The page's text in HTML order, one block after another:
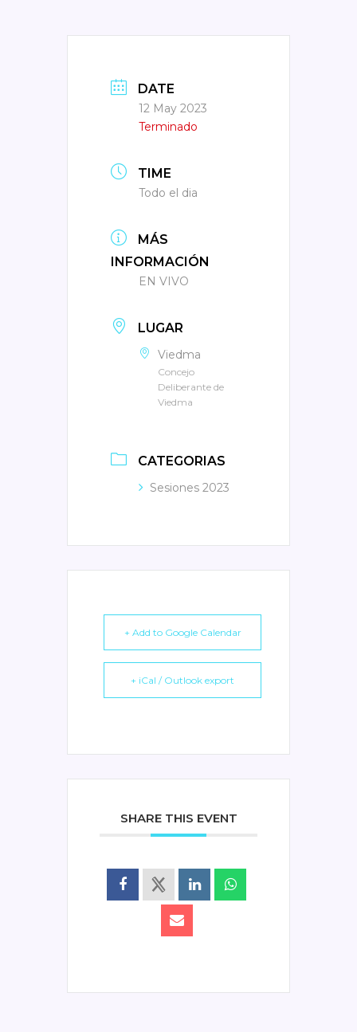
DATE
12 May 2023
Terminado
TIME
Todo el dia
MÁS
INFORMACIÓN
EN VIVO
LUGAR
Viedma
Concejo
Deliberante de
Viedma
CATEGORIAS
Sesiones 2023
+ Add to Google Calendar
+ iCal / Outlook export
SHARE THIS EVENT